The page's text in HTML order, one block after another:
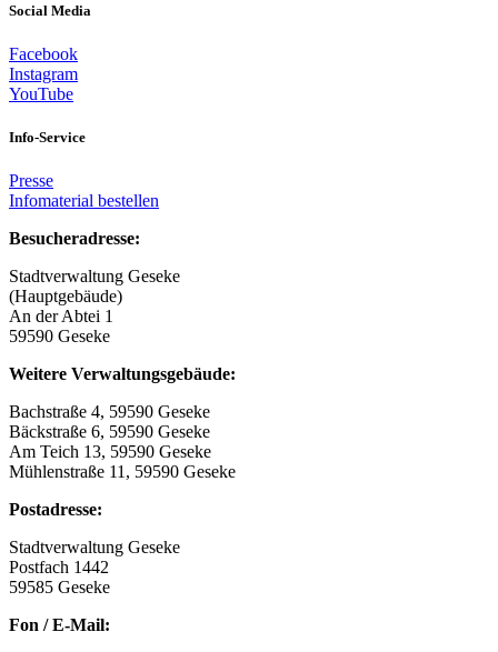
Social Media
Facebook
Instagram
YouTube
Info-Service
Presse
Infomaterial bestellen
Besucheradresse:
Stadtverwaltung Geseke
(Hauptgebäude)
An der Abtei 1
59590 Geseke
Weitere Verwaltungsgebäude:
Bachstraße 4, 59590 Geseke
Bäckstraße 6, 59590 Geseke
Am Teich 13, 59590 Geseke
Mühlenstraße 11, 59590 Geseke
Postadresse:
Stadtverwaltung Geseke
Postfach 1442
59585 Geseke
Fon / E-Mail: